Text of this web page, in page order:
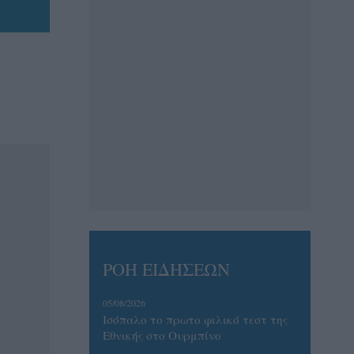
ΡΟΗ ΕΙΔΗΣΕΩΝ
05/08/2026
Ισόπαλο το πρωτο φιλικό τεστ της
Εθνικής στο Ουρμπίνο